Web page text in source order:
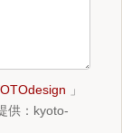
」
供：kyoto-